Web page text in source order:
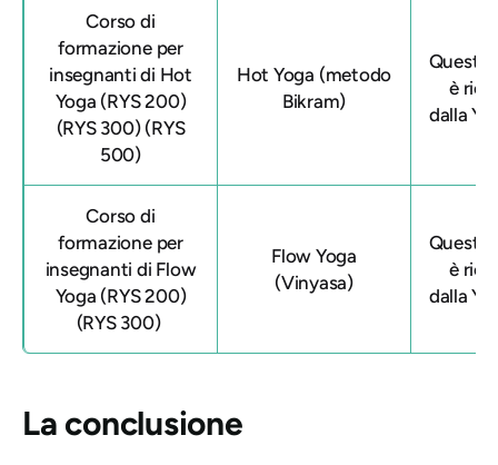
Corso di
formazione per
insegnanti di Hot
Yoga (RYS 200)
(RYS 300) (RYS
500)
Hot Yoga (metodo
Bikram)
Questa
è
dalla
Corso di
formazione per
insegnanti di Flow
Yoga (RYS 200)
(RYS 300)
Flow Yoga
(Vinyasa)
Questa
è
dalla
La conclusione